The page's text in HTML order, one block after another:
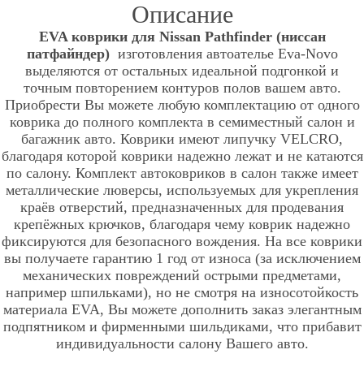
Описание
EVA коврики для Nissan Pathfinder (ниссан
патфайндер) изготовления автоателье Eva-Novo
выделяются от остальных идеальной подгонкой и
точным повторением контуров полов вашем авто.
Приобрести Вы можете любую комплектацию от одного
коврика до полного комплекта в семиместный салон и
багажник авто. Коврики имеют липучку VELCRO,
благодаря которой коврики надежно лежат и не катаются
по салону. Комплект автоковриков в салон также имеет
металлические люверсы, используемых для укрепления
краёв отверстий, предназначенных для продевания
крепёжных крючков, благодаря чему коврик надежно
фиксируются для безопасного вождения. На все коврики
вы получаете гарантию 1 год от износа (за исключением
механических повреждений острыми предметами,
например шпильками), но не смотря на износотойкость
материала EVA, Вы можете дополнить заказ элегантным
подпятником и фирменными шильдиками, что прибавит
индивидуальности салону Вашего авто.